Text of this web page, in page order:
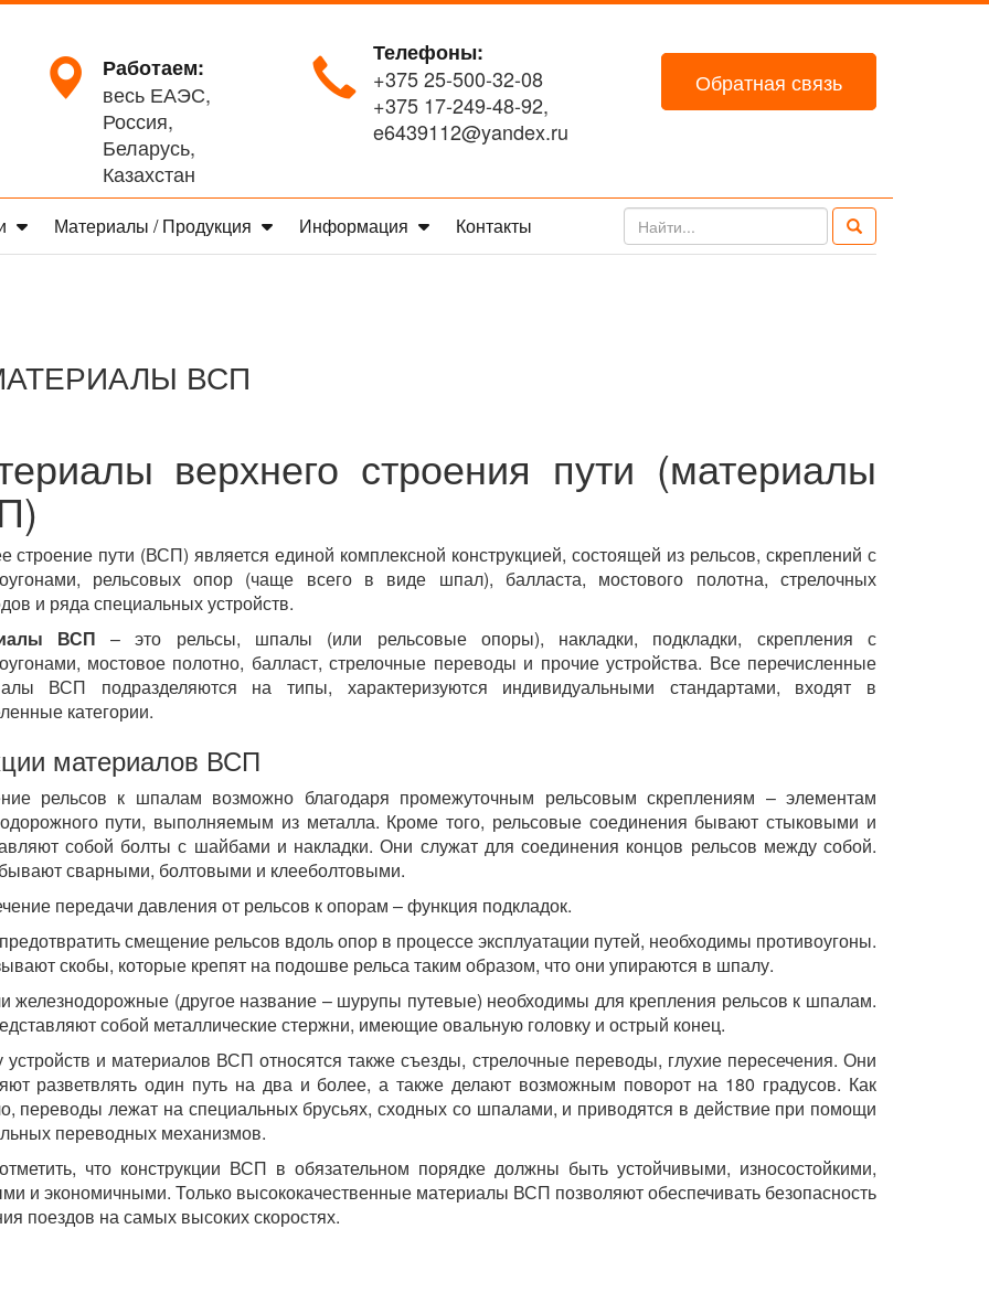
Работаем:
весь ЕАЭС,
Россия,
Беларусь,
Казахстан
Телефоны:
+375 25-500-32-08
+375 17-249-48-92,
e6439112@yandex.ru
Обратная связь
Материалы / Продукция Информация Контакты
ВСП
верхнего строения пути (материалы
строение пути (ВСП) является единой комплексной конструкцией, состоящей из рельсов, скреплений с
рельсовых опор (чаще всего в виде шпал), балласта, мостового полотна, стрелочных
и ряда специальных устройств.
ВСП – это рельсы, шпалы (или рельсовые опоры), накладки, подкладки, скрепления с
мостовое полотно, балласт, стрелочные переводы и прочие устройства. Все перечисленные
ВСП подразделяются на типы, характеризуются индивидуальными стандартами, входят в
категории.
материалов ВСП
рельсов к шпалам возможно благодаря промежуточным рельсовым скреплениям – элементам
пути, выполняемым из металла. Кроме того, рельсовые соединения бывают стыковыми и
собой болты с шайбами и накладки. Они служат для соединения концов рельсов между собой.
сварными, болтовыми и клееболтовыми.
передачи давления от рельсов к опорам – функция подкладок.
смещение рельсов вдоль опор в процессе эксплуатации путей, необходимы противоугоны.
скобы, которые крепят на подошве рельса таким образом, что они упираются в шпалу.
железнодорожные (другое название – шурупы путевые) необходимы для крепления рельсов к шпалам.
собой металлические стержни, имеющие овальную головку и острый конец.
устройств и материалов ВСП относятся также съезды, стрелочные переводы, глухие пересечения. Они
разветвлять один путь на два и более, а также делают возможным поворот на 180 градусов. Как
переводы лежат на специальных брусьях, сходных со шпалами, и приводятся в действие при помощи
переводных механизмов.
что конструкции ВСП в обязательном порядке должны быть устойчивыми, износостойкими,
и экономичными. Только высококачественные материалы ВСП позволяют обеспечивать безопасность
поездов на самых высоких скоростях.